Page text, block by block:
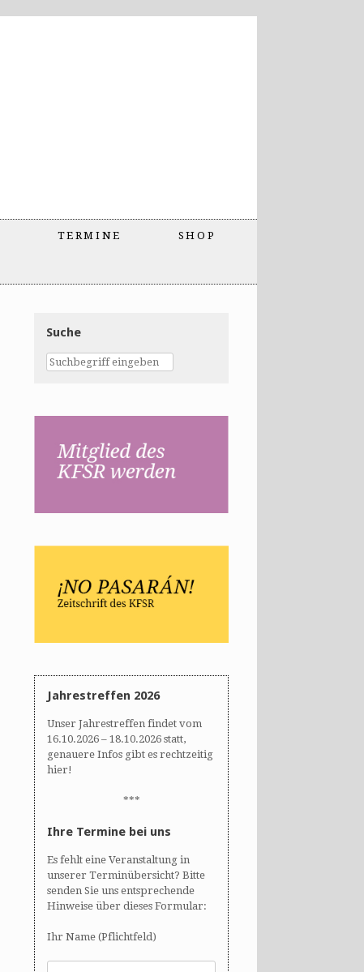
TERMINE SHOP
Suche
Jahrestreffen 2026
Unser Jahrestreffen findet vom
16.10.2026 – 18.10.2026 statt,
genauere Infos gibt es rechtzeitig
hier!
***
Ihre Termine bei uns
Es fehlt eine Veranstaltung in
unserer Terminübersicht? Bitte
senden Sie uns entsprechende
Hinweise über dieses Formular:
Ihr Name (Pflichtfeld)